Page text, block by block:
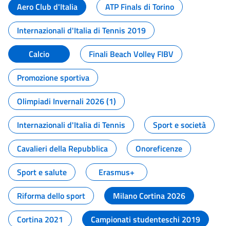
Aero Club d'Italia
ATP Finals di Torino
Internazionali d'Italia di Tennis 2019
Calcio
Finali Beach Volley FIBV
Promozione sportiva
Olimpiadi Invernali 2026 (1)
Internazionali d'Italia di Tennis
Sport e società
Cavalieri della Repubblica
Onoreficenze
Sport e salute
Erasmus+
Riforma dello sport
Milano Cortina 2026
Cortina 2021
Campionati studenteschi 2019